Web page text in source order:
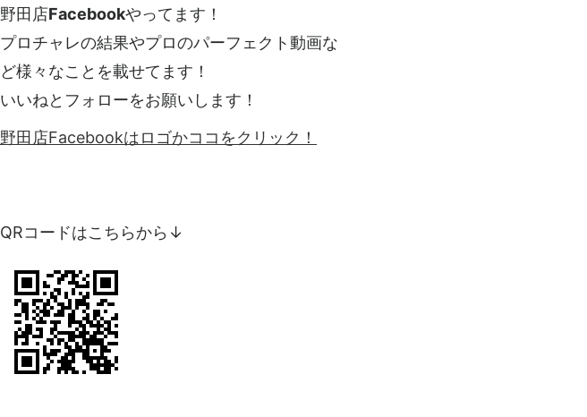
野田店Facebookやってます！
プロチャレの結果やプロのパーフェクト動画な
ど様々なことを載せてます！
いいねとフォローをお願いします！
野田店Facebookはロゴかココをクリック！
QRコードはこちらから↓